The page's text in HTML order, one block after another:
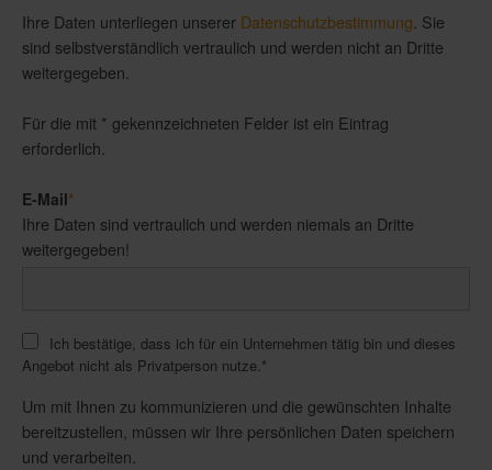
Ihre Daten unterliegen unserer Datenschutzbestimmung . Sie
sind selbstverständlich vertraulich und werden nicht an Dritte
weitergegeben.
Für die mit * gekennzeichneten Felder ist ein Eintrag
erforderlich.
E-Mail*
Ihre Daten sind vertraulich und werden niemals an Dritte
weitergegeben!
Ich bestätige, dass ich für ein Unternehmen tätig bin und dieses
Angebot nicht als Privatperson nutze.*
Um mit Ihnen zu kommunizieren und die gewünschten Inhalte
bereitzustellen, müssen wir Ihre persönlichen Daten speichern
und verarbeiten.